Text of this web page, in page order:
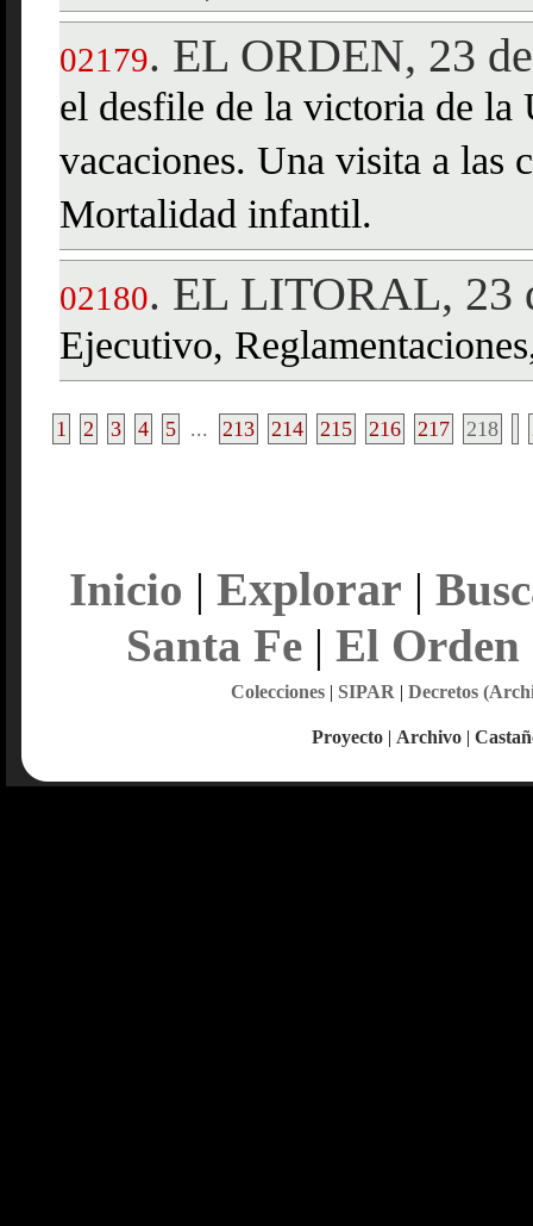
02179. EL ORDEN, 23
el desfile de la victoria de la
vacaciones. Una visita a las
Mortalidad infantil.
02180. EL LITORAL, 23
Ejecutivo,
1 2 3 4 5 ... 213 214 215 216 217 218
Inicio | Explorar |
Santa Fe| El Orden
Colecciones| SIPAR | Decretos
Proyecto | Archivo |